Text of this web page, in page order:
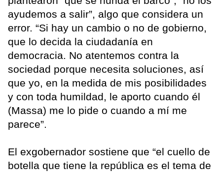
ayudemos a salir”, algo que considera un
error. “Si hay un cambio o no de gobierno,
que lo decida la ciudadanía en
democracia. No atentemos contra la
sociedad porque necesita soluciones, así
que yo, en la medida de mis posibilidades
y con toda humildad, le aporto cuando él
(Massa) me lo pide o cuando a mí me
parece”.
El exgobernador sostiene que “el cuello de
botella que tiene la república es el tema de